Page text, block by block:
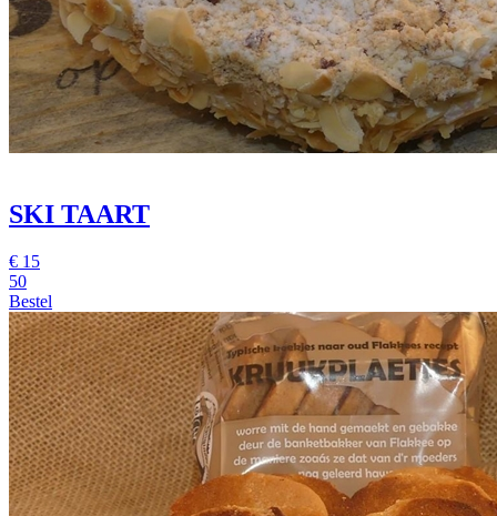
SKI TAART
€ 15
50
Bestel